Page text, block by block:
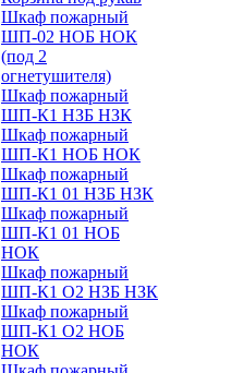
Шкаф пожарный
ШП-02 НОБ НОК
(под 2
огнетушителя)
Шкаф пожарный
ШП-К1 НЗБ НЗК
Шкаф пожарный
ШП-К1 НОБ НОК
Шкаф пожарный
ШП-К1 01 НЗБ НЗК
Шкаф пожарный
ШП-К1 01 НОБ
НОК
Шкаф пожарный
ШП-К1 О2 НЗБ НЗК
Шкаф пожарный
ШП-К1 О2 НОБ
НОК